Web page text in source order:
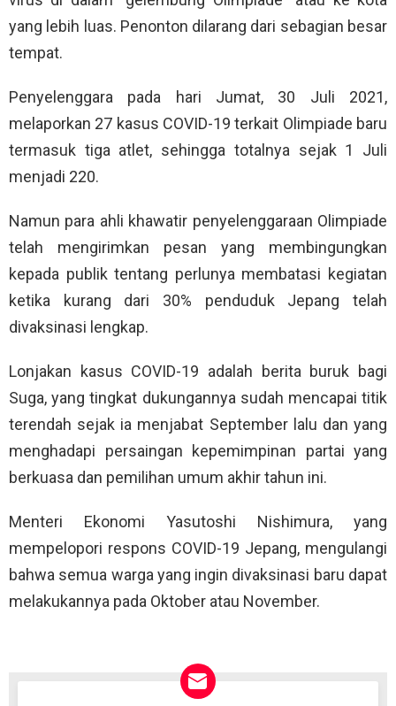
yang lebih luas. Penonton dilarang dari sebagian besar
tempat.
Penyelenggara pada hari Jumat, 30 Juli 2021,
melaporkan 27 kasus COVID-19 terkait Olimpiade baru
termasuk tiga atlet, sehingga totalnya sejak 1 Juli
menjadi 220.
Namun para ahli khawatir penyelenggaraan Olimpiade
telah mengirimkan pesan yang membingungkan
kepada publik tentang perlunya membatasi kegiatan
ketika kurang dari 30% penduduk Jepang telah
divaksinasi lengkap.
Lonjakan kasus COVID-19 adalah berita buruk bagi
Suga, yang tingkat dukungannya sudah mencapai titik
terendah sejak ia menjabat September lalu dan yang
menghadapi persaingan kepemimpinan partai yang
berkuasa dan pemilihan umum akhir tahun ini.
Menteri Ekonomi Yasutoshi Nishimura, yang
mempelopori respons COVID-19 Jepang, mengulangi
bahwa semua warga yang ingin divaksinasi baru dapat
melakukannya pada Oktober atau November.